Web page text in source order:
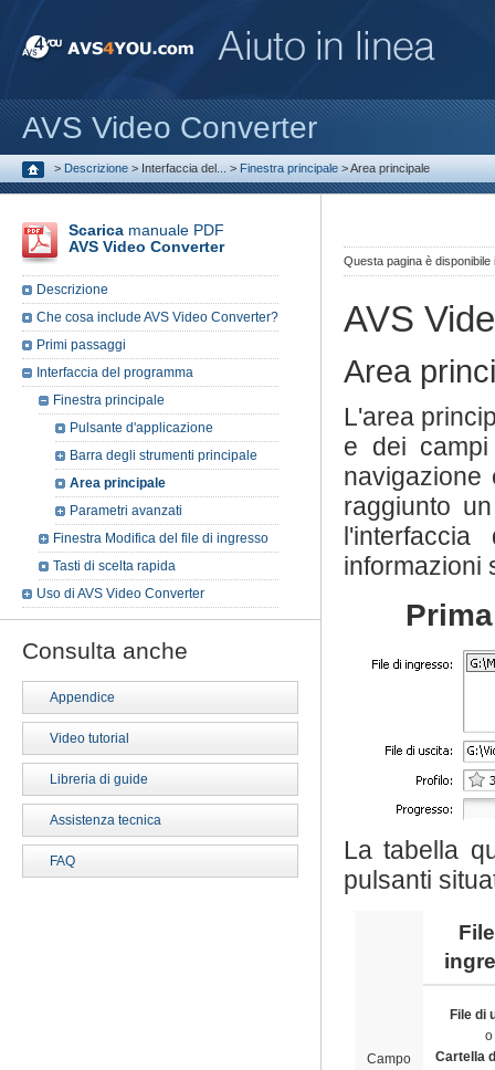
AVS Video Converter
> Descrizione > Interfaccia del... > Finestra principale >Area principale
Questa pagina è
AVS
Area
L'area
e dei
navigazione
raggiunto
informazioni
La tabella
pulsanti
Campo
File di
o
Cartella
Scarica manuale PDF
AVS Video Converter
Descrizione
Che cosa include AVS Video Converter?
Primi passaggi
Interfaccia del programma
Finestra principale
Pulsante d'applicazione
Barra degli strumenti principale
Area principale
Parametri avanzati
Finestra Modifica del file di ingresso
Tasti di scelta rapida
Uso di AVS Video Converter
Consulta anche
Appendice
Video tutorial
Libreria di guide
Assistenza tecnica
FAQ